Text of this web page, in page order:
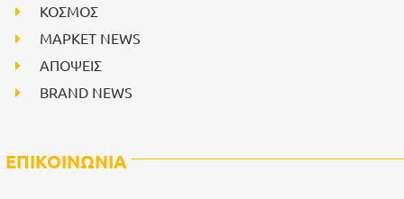
ΚΟΣΜΟΣ
ΜΑΡΚΕΤ NEWS
ΑΠΟΨΕΙΣ
BRAND NEWS
ΕΠΙΚΟΙΝΩΝΙΑ